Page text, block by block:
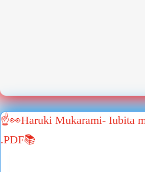
☝👀Haruki Mukarami- Iubita
.PDF📚